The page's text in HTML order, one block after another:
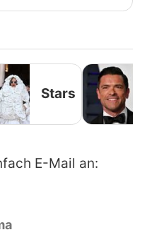
Stars
E-Mail an: